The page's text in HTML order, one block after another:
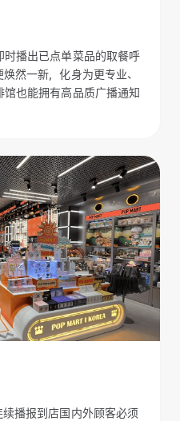
时播出已点单菜品的取餐呼
然一新，化身为更专业、
馆也能拥有高品质广播通知
播报到店国内外顾客必须